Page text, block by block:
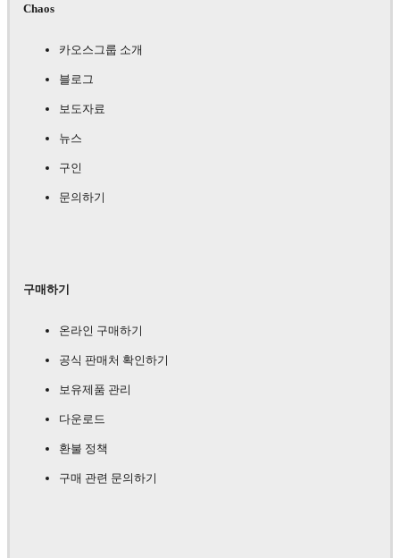
Chaos
카오스그룹 소개
블로그
보도자료
뉴스
구인
문의하기
구매하기
온라인 구매하기
공식 판매처 확인하기
보유제품 관리
다운로드
환불 정책
구매 관련 문의하기